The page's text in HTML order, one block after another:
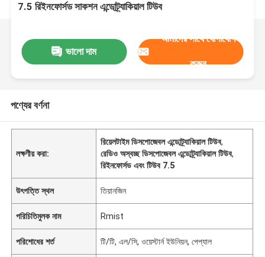
7.5 রিইনফোর্সড সাকশন এন্ডোট্র্যাকিয়াল টিউব
ভালো দাম
আমাদের সাথে যোগাযোগ
করুন
পণ্যের বর্ণনা
লক্ষণীয় করা:
রিয়েলটাইম ডিসপোজেবল এন্ডোট্র্যাকিয়াল টিউব,
রেডিও অস্বচ্ছ ডিসপোজেবল এন্ডোট্র্যাকিয়াল টিউব,
রিইনফোর্সড এবং টিউব 7.5
উৎপত্তি স্থল তিয়ানজিন
পরিচিতিমুলক নাম Rmist
পরিশোধের শর্ত টি/টি, এল/সি, ওয়েস্টার্ন ইউনিয়ন, পেপ্যাল